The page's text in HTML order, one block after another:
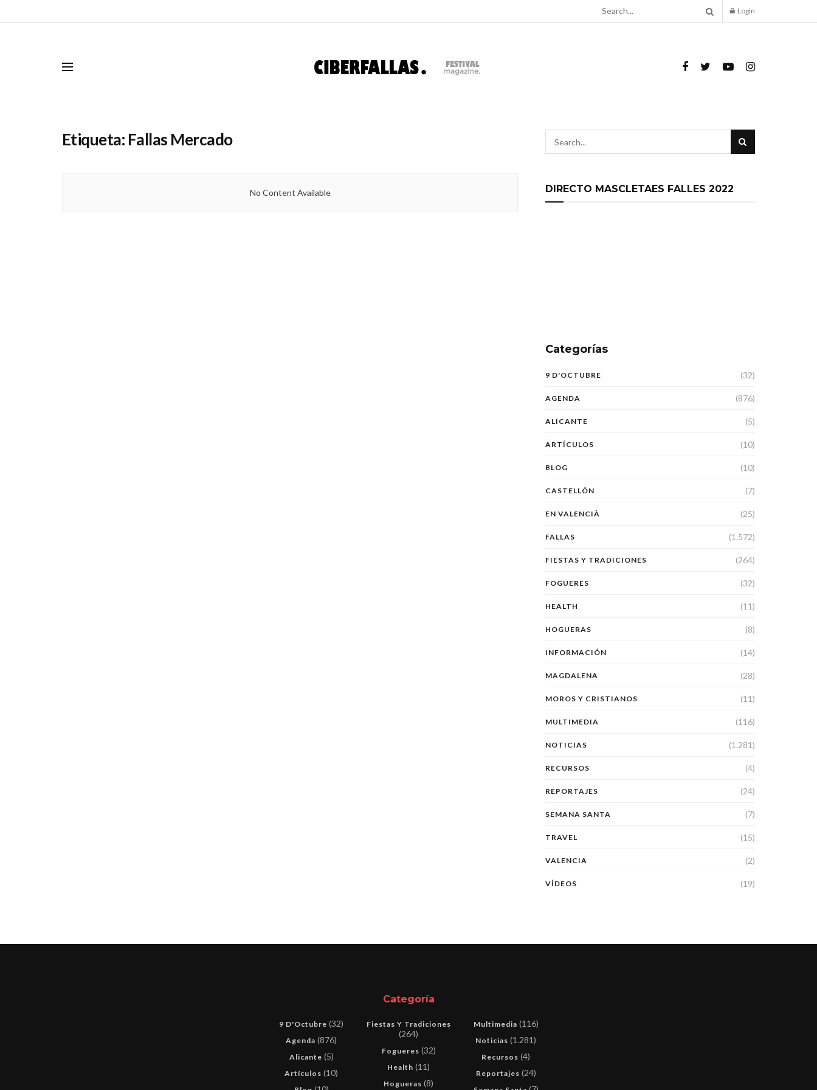
Login
Etiqueta: Fallas Mercado
No Content Available DIRECTO MASCLETAES FALLES 2022
Categorías
9 D'OCTUBRE (32)
AGENDA (876)
ALICANTE (5)
ARTÍCULOS (10)
BLOG (10)
CASTELLÓN (7)
EN VALENCIÀ (25)
FALLAS (1.572)
FIESTAS Y TRADICIONES (264)
FOGUERES (32)
HEALTH (11)
HOGUERAS (8)
INFORMACIÓN (14)
MAGDALENA (28)
MOROS Y CRISTIANOS (11)
MULTIMEDIA (116)
NOTICIAS (1.281)
RECURSOS (4)
REPORTAJES (24)
SEMANA SANTA (7)
TRAVEL (15)
VALENCIA (2)
VÍDEOS (19)
Categoría
9 D'Octubre (32)
Agenda (876)
Alicante (5)
Artículos (10)
Fiestas Y Tradiciones
(264)
Fogueres (32)
Health (11)
Hogueras (8)
Multimedia (116)
Noticias (1.281)
Recursos (4)
Reportajes (24)